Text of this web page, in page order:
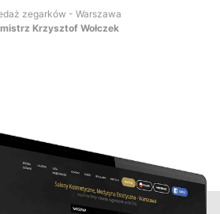
zegarków - Warszawa
Krzysztof Wołczek